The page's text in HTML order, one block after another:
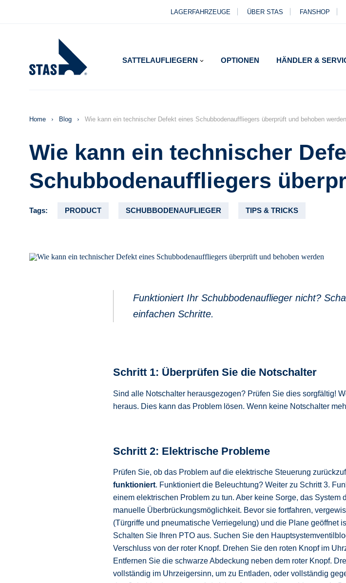
LAGERFAHRZEUGE ÜBER STAS FANSHOP
SATTELAUFLIEGERN
BAU
RECYCLING
OPTIONEN HÄNDLER &
Home Blog Wie kann ein technischer Defekt eines Schubbodenauffliegers überprüft und behoben werden
Wie kann ein technischer
Schubbodenauffliegers
Tags: PRODUCT SCHUBBODENAUFLIEGER TIPS & TRICKS
Funktioniert Ihr Schubbodenauflieger nicht?
einfachen Schritte.
Schritt 1: Überprüfen Sie die Notschalter
Sind alle Notschalter herausgezogen? Prüfen Sie dies sorgfältig!
heraus. Dies kann das Problem lösen. Wenn keine Notschalter
Schritt 2: Elektrische Probleme
Prüfen Sie, ob das Problem auf die elektrische Steuerung
funktioniert. Funktioniert die Beleuchtung? Weiter zu Schritt 3.
einem elektrischen Problem zu tun. Aber keine Sorge, das
manuelle Überbrückungsmöglichkeit. Bevor sie fortfahren,
(Türgriffe und pneumatische Verriegelung) und die Plane geöffnet
Schalten Sie Ihren PTO aus. Suchen Sie den
Verschluss von der roter Knopf. Drehen Sie den roten Knopf im
Entfernen Sie die schwarze Abdeckung neben dem roter Knopf.
vollständig im Uhrzeigersinn, um zu Entladen, oder vollständig